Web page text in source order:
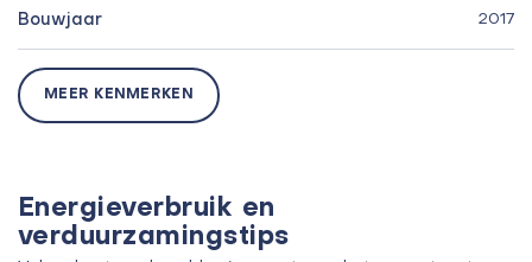
Bouwjaar 2017
MEER KENMERKEN
Energieverbruik en
verduurzamingstips